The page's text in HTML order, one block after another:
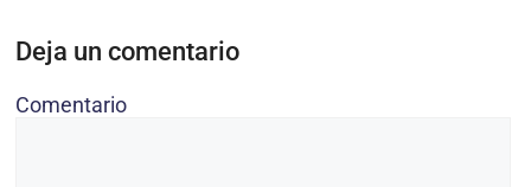
Deja un comentario
Comentario